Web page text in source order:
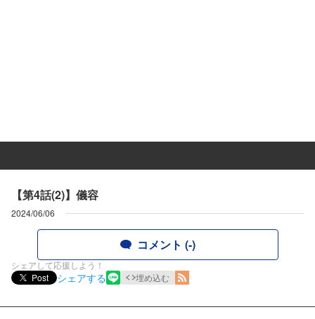
【第4話(2)】儀容
2024/06/06
コメント (-)
シェアして応援しよう！
Post
シェアする 埋め込む